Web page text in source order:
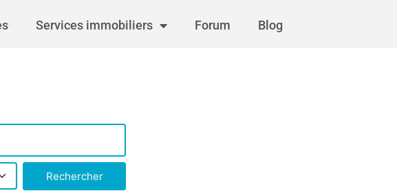
Services immobiliers Forum Blog
Rechercher